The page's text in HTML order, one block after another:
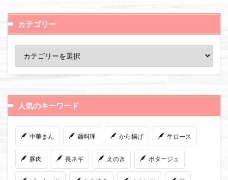
カテゴリー
人気のキーワード
中華まん 麺料理 から揚げ 牛ロース
豚肉 長ネギ えのき ポタージュ